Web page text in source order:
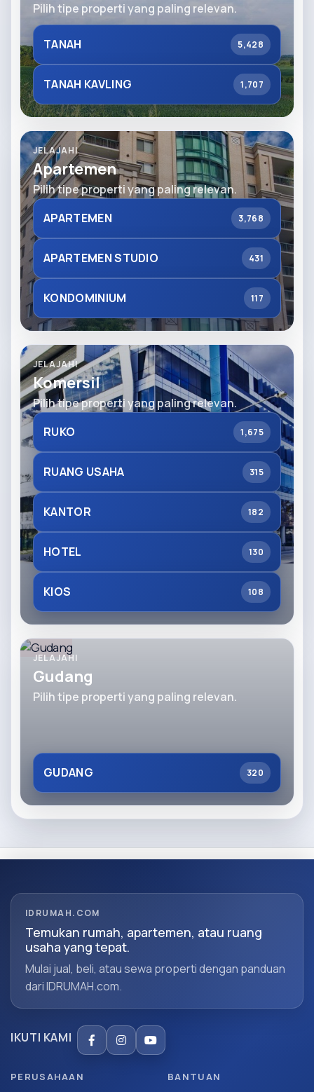
Pilih tipe properti yang paling relevan.
TANAH 5,428
TANAH KAVLING 1,707
JELAJAHI
Apartemen
Pilih tipe properti yang paling relevan.
APARTEMEN
3,768
APARTEMEN STUDIO 431
KONDOMINIUM 117
JELAJAHI
Komersil
Pilih tipe properti yang paling relevan.
RUKO
1,675
RUANG USAHA 315
KANTOR 182
HOTEL 130
KIOS 108
JELAJAHI
Gudang
Pilih tipe properti yang paling relevan.
GUDANG 320
IDRUMAH.COM
Temukan rumah, apartemen, atau ruang
usaha yang tepat.
Mulai jual, beli, atau sewa properti dengan panduan
dari IDRUMAH.com.
IKUTI KAMI
PERUSAHAAN BANTUAN